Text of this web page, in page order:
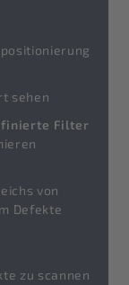
sehen
Filter
von
Defekte
zu scannen